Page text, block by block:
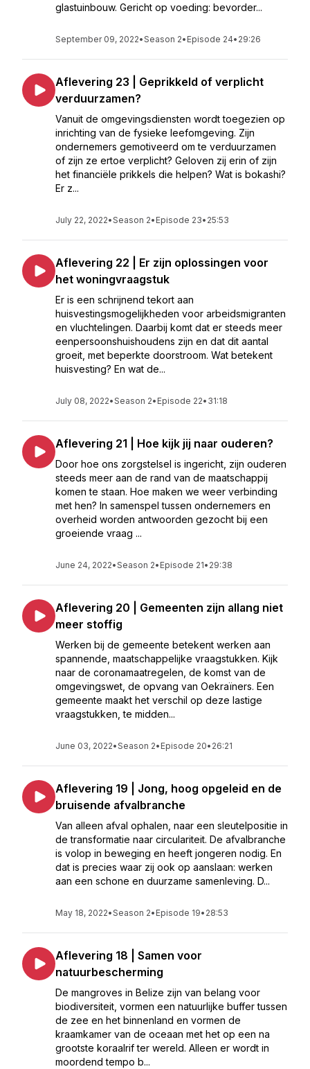
glastuinbouw. Gericht op voeding: bevorder...
September 09, 2022•Season 2• Episode 24• 29:26
Aflevering 23 | Geprikkeld of verplicht
verduurzamen?
Vanuit de omgevingsdiensten wordt toegezien op
inrichting van de fysieke leefomgeving. Zijn
ondernemers gemotiveerd om te verduurzamen
of zijn ze ertoe verplicht? Geloven zij erin of zijn
het financiële prikkels die helpen? Wat is bokashi?
Er z...
July 22, 2022•Season 2• Episode 23• 25:53
Aflevering 22 | Er zijn oplossingen voor
het woningvraagstuk
Er is een schrijnend tekort aan
huisvestingsmogelijkheden voor arbeidsmigranten
en vluchtelingen. Daarbij komt dat er steeds meer
eenpersoonshuishoudens zijn en dat dit aantal
groeit, met beperkte doorstroom. Wat betekent
huisvesting? En wat de...
July 08, 2022•Season 2• Episode 22• 31:18
Aflevering 21 | Hoe kijk jij naar ouderen?
Door hoe ons zorgstelsel is ingericht, zijn ouderen
steeds meer aan de rand van de maatschappij
komen te staan. Hoe maken we weer verbinding
met hen? In samenspel tussen ondernemers en
overheid worden antwoorden gezocht bij een
groeiende vraag ...
June 24, 2022•Season 2• Episode 21• 29:38
Aflevering 20 | Gemeenten zijn allang niet
meer stoffig
Werken bij de gemeente betekent werken aan
spannende, maatschappelijke vraagstukken. Kijk
naar de coronamaatregelen, de komst van de
omgevingswet, de opvang van Oekraïners. Een
gemeente maakt het verschil op deze lastige
vraagstukken, te midden...
June 03, 2022•Season 2• Episode 20• 26:21
Aflevering 19 | Jong, hoog opgeleid en de
bruisende afvalbranche
Van alleen afval ophalen, naar een sleutelpositie in
de transformatie naar circulariteit. De afvalbranche
is volop in beweging en heeft jongeren nodig. En
dat is precies waar zij ook op aanslaan: werken
aan een schone en duurzame samenleving. D...
May 18, 2022•Season 2• Episode 19• 28:53
Aflevering 18 | Samen voor
natuurbescherming
De mangroves in Belize zijn van belang voor
biodiversiteit, vormen een natuurlijke buffer tussen
de zee en het binnenland en vormen de
kraamkamer van de oceaan met het op een na
grootste koraalrif ter wereld. Alleen er wordt in
moordend tempo b...